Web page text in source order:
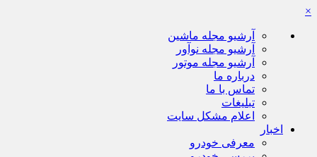
×
آرشیو مجله ماشین
آرشیو مجله نوآور
آرشیو مجله موتور
درباره ما
تماس با ما
تبلیغات
اعلام مشکل سایت
اخبار
معرفی خودرو